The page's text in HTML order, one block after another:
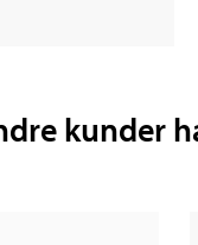
kunder